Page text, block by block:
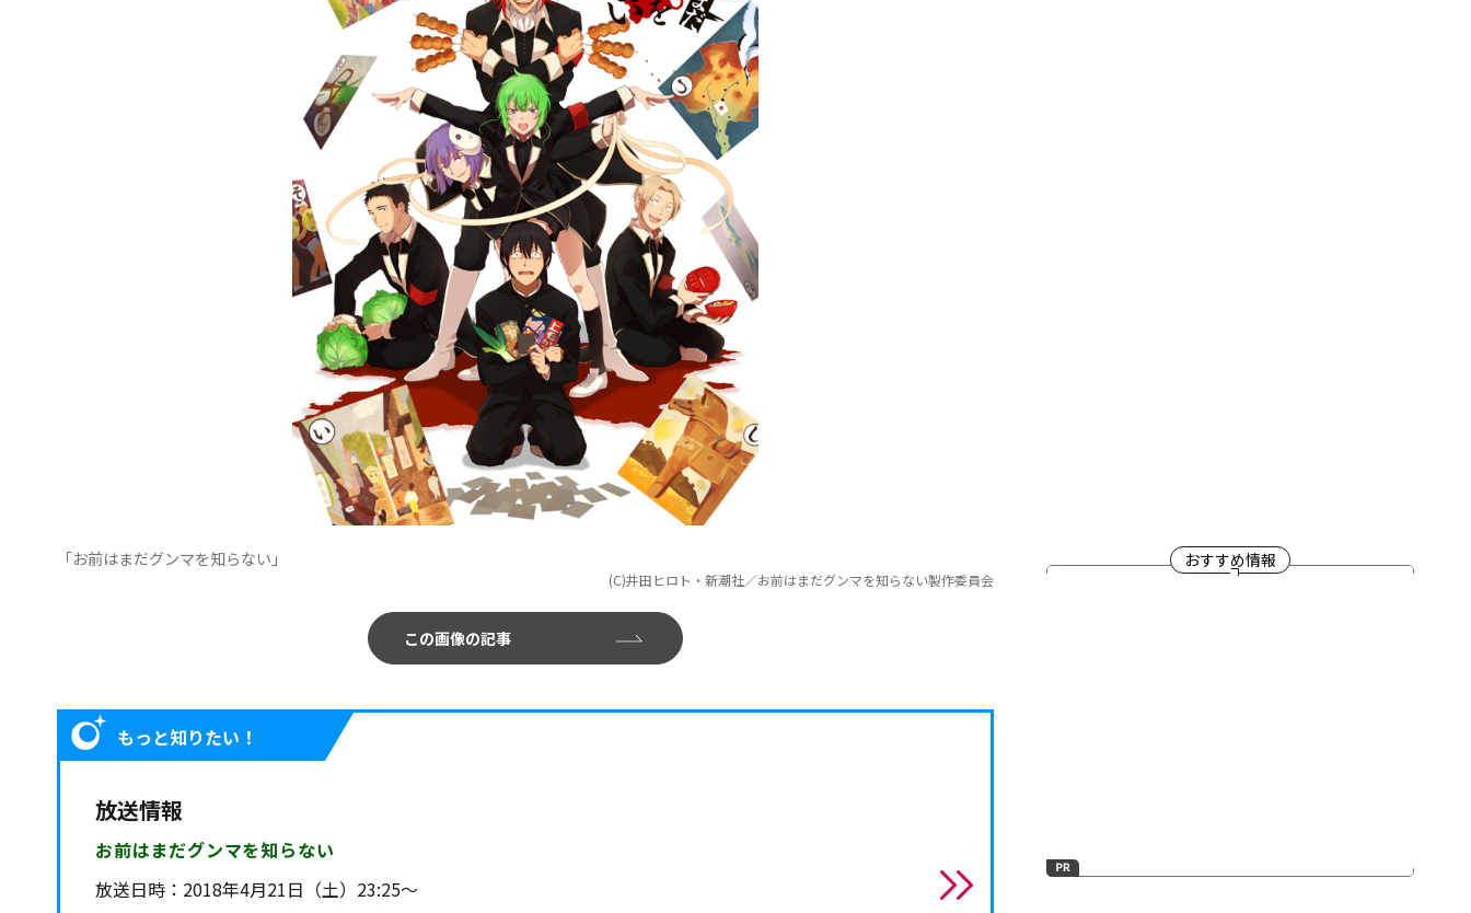
「お前はまだグンマを知らない」
(C)井田ヒロト・新潮社／お前はまだグンマを知らない製作委員会
この画像の記事
もっと知りたい！
放送情報
お前はまだグンマを知らない
放送日時： 2018年4月21日（土）23:25～
おすすめ情報